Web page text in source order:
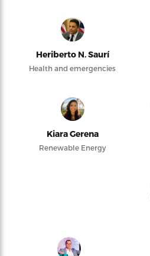
Heriberto N. Saurí
Health and emergencies
Kiara Gerena
Renewable Energy